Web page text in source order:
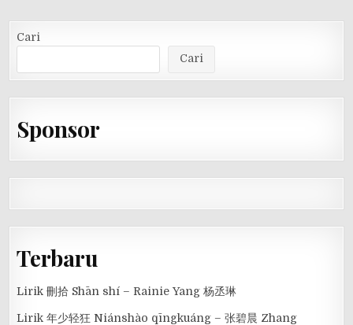
Cari
Cari
Sponsor
Terbaru
Lirik 刪拾 Shān shí – Rainie Yang 杨丞琳
Lirik 年少轻狂 Niánshào qīngkuáng – 张碧晨 Zhang